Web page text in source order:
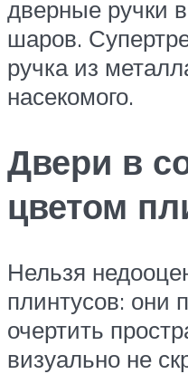
дверные ручки
шаров.
ручка из
насекомого.
Двери в
цветом
Нельзя
плинтусов: они
очертить
визуально не